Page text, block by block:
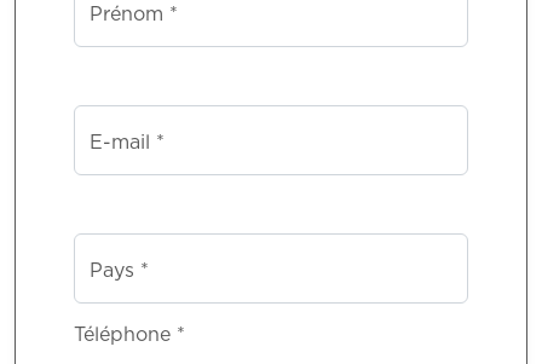
Prénom *
E-mail *
Pays *
Téléphone *